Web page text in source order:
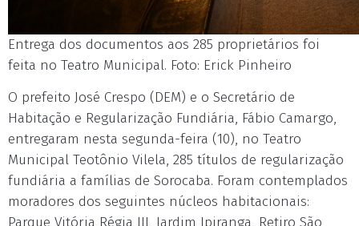
Entrega dos documentos aos 285 proprietários foi
feita no Teatro Municipal. Foto: Erick Pinheiro
O prefeito José Crespo (DEM) e o Secretário de
Habitação e Regularização Fundiária, Fábio Camargo,
entregaram nesta segunda-feira (10), no Teatro
Municipal Teotônio Vilela, 285 títulos de regularização
fundiária a famílias de Sorocaba. Foram contemplados
moradores dos seguintes núcleos habitacionais:
Parque Vitória Régia III, Jardim Ipiranga, Retiro São